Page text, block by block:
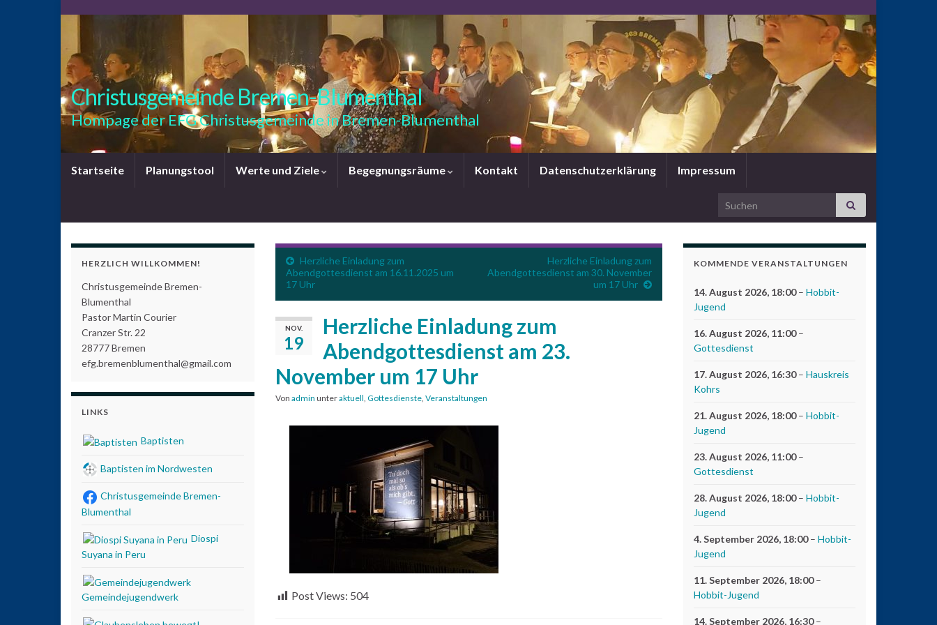
Christusgemeinde Bremen-Blumenthal
Hompage der EFG Christusgemeinde in Bremen-Blumenthal
Startseite Planungstool Werte und Ziele Begegnungsräume Kontakt Datenschutzerklärung Impressum
Search for:
Herzliche Einladung zum
Abendgottesdienst am 16.11.2025 um
17 Uhr
Herzliche Einladung zum
Abendgottesdienst am 30. November
um 17 Uhr
NOV.
19
Herzliche Einladung zum
Abendgottesdienst am 23.
November um 17 Uhr
Von admin unteraktuell, Gottesdienste, Veranstaltungen
Post Views: 504
HERZLICH WILLKOMMEN!
Christusgemeinde Bremen-
Blumenthal
Pastor Martin Courier
Cranzer Str. 22
28777 Bremen
efg.bremenblumenthal@gmail.com
LINKS
Baptisten
Baptisten im Nordwesten
Christusgemeinde Bremen-
Blumenthal
Diospi
Suyana in Peru
Gemeindejugendwerk
KOMMENDE VERANSTALTUNGEN
14. August 2026, 18:00– Hobbit-
Jugend
16. August 2026, 11:00–
Gottesdienst
17. August 2026, 16:30– Hauskreis
Kohrs
21. August 2026, 18:00– Hobbit-
Jugend
23. August 2026, 11:00–
Gottesdienst
28. August 2026, 18:00– Hobbit-
Jugend
4. September 2026, 18:00– Hobbit-
Jugend
11. September 2026, 18:00–
Hobbit-Jugend
14. September 2026, 16:30–